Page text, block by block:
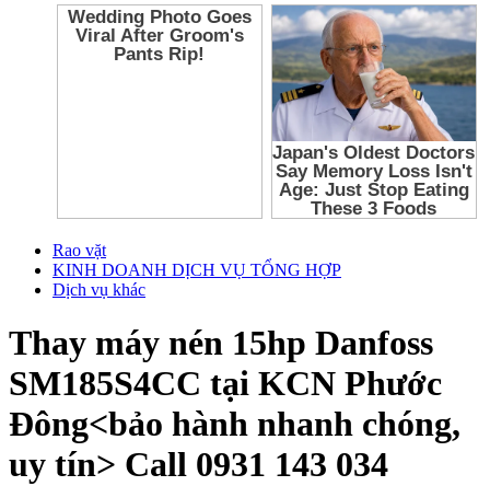
Rao vặt
KINH DOANH DỊCH VỤ TỔNG HỢP
Dịch vụ khác
Thay máy nén 15hp Danfoss
SM185S4CC tại KCN Phước
Đông<bảo hành nhanh chóng,
uy tín> Call 0931 143 034